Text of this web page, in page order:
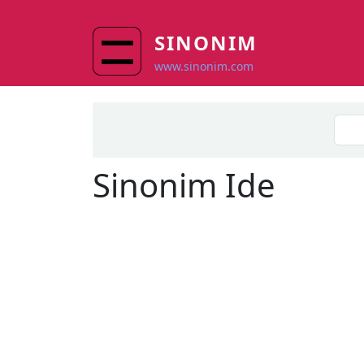
SINONIM
www.sinonim.com
Sinonim Ide